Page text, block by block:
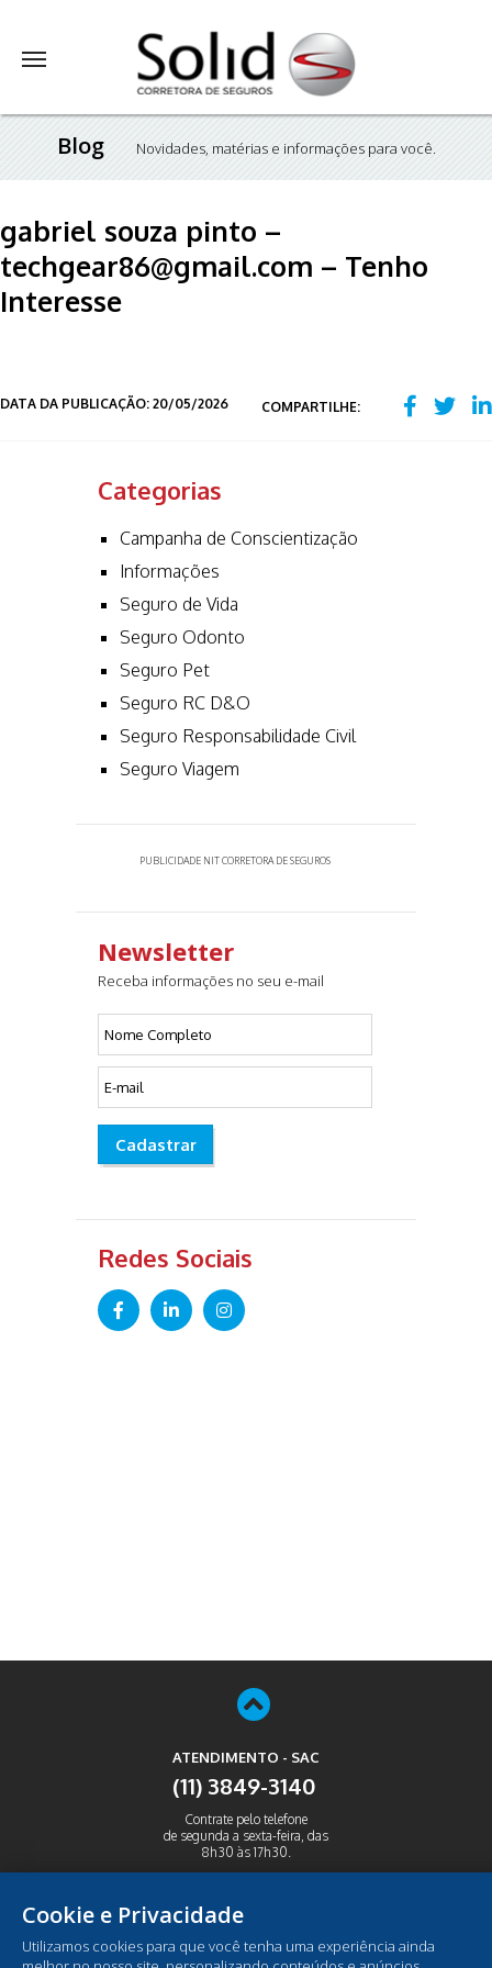
Blog Novidades, matérias e informações para você.
gabriel souza pinto –
techgear86@gmail.com – Tenho
Interesse
DATA DA PUBLICAÇÃO: 20/05/2026 COMPARTILHE:
Categorias
Campanha de Conscientização
Informações
Seguro de Vida
Seguro Odonto
Seguro Pet
Seguro RC D&O
Seguro Responsabilidade Civil
Seguro Viagem
PUBLICIDADE NIT CORRETORA DE SEGUROS
Newsletter
Receba informações no seu e-mail
Cadastrar
Redes Sociais
ATENDIMENTO - SAC
(11) 3849-3140
Contrate pelo telefone
de segunda a sexta-feira, das
8h30 às 17h30.
Cookie e Privacidade
Utilizamos cookies para que você tenha uma experiência ainda